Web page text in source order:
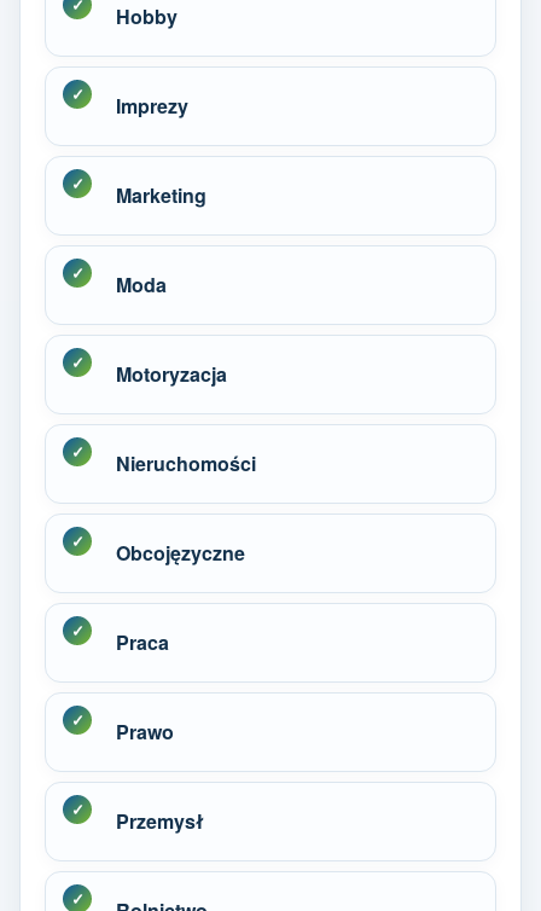
Hobby
Imprezy
Marketing
Moda
Motoryzacja
Nieruchomości
Obcojęzyczne
Praca
Prawo
Przemysł